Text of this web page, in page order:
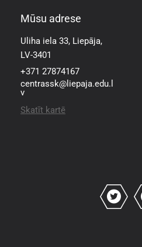
Mūsu adrese
Uliha iela 33, Liepāja,
LV-3401
+371 27874167
centrassk@liepaja.edu.l
v
Skatīt kartē